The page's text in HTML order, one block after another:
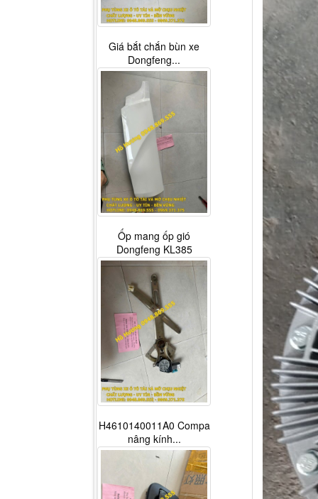
Giá bắt chắn bùn xe
Dongfeng...
Ốp mang ốp gió
Dongfeng KL385
H4610140011A0 Compa
nâng kính...